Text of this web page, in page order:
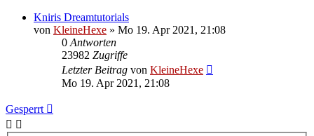
Kniris Dreamtutorials
von KleineHexe » Mo 19. Apr 2021, 21:08
0 Antworten
23982 Zugriffe
Letzter Beitrag von KleineHexe
Mo 19. Apr 2021, 21:08
Gesperrt